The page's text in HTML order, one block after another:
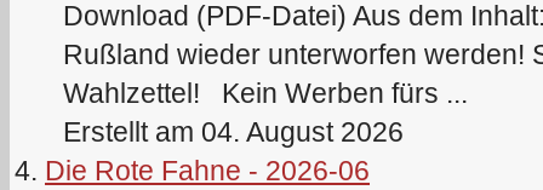
Download (PDF-Datei) Aus dem
Rußland wieder unterworfen werden!
Wahlzettel! Kein Werben fürs ...
Erstellt am 04. August 2026
4. Die Rote Fahne - 2026-06